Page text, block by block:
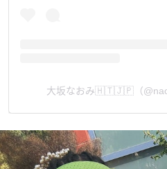
大坂なおみ🇭🇹🇯🇵（